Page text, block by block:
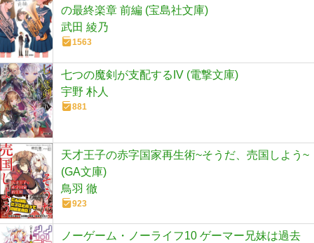
の最終楽章 前編 (宝島社文庫)
武田 綾乃
1563
七つの魔剣が支配するIV (電撃文庫)
宇野 朴人
881
天才王子の赤字国家再生術~そうだ、売国しよう~
(GA文庫)
鳥羽 徹
923
ノーゲーム・ノーライフ10 ゲーマー兄妹は過去